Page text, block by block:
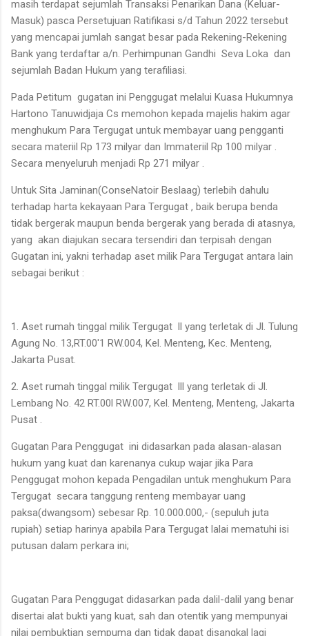
masih terdapat sejumlah Transaksi Penarikan Dana (Keluar-
Masuk) pasca Persetujuan Ratifikasi s/d Tahun 2022 tersebut
yang mencapai jumlah sangat besar pada Rekening-Rekening
Bank yang terdaftar a/n. Perhimpunan Gandhi Seva Loka dan
sejumlah Badan Hukum yang terafiliasi.
Pada Petitum gugatan ini Penggugat melalui Kuasa Hukumnya
Hartono Tanuwidjaja Cs memohon kepada majelis hakim agar
menghukum Para Tergugat untuk membayar uang pengganti
secara materiil Rp 173 milyar dan Immateriil Rp 100 milyar .
Secara menyeluruh menjadi Rp 271 milyar .
Untuk Sita Jaminan(ConseNatoir Beslaag) terlebih dahulu
terhadap harta kekayaan Para Tergugat , baik berupa benda
tidak bergerak maupun benda bergerak yang berada di atasnya,
yang akan diajukan secara tersendiri dan terpisah dengan
Gugatan ini, yakni terhadap aset milik Para Tergugat antara lain
sebagai berikut :
1. Aset rumah tinggal milik Tergugat ll yang terletak di Jl. Tulung
Agung No. 13,RT.00'1 RW.004, Kel. Menteng, Kec. Menteng,
Jakarta Pusat.
2. Aset rumah tinggal milik Tergugat lll yang terletak di Jl.
Lembang No. 42 RT.00l RW.007, Kel. Menteng, Menteng, Jakarta
Pusat .
Gugatan Para Penggugat ini didasarkan pada alasan-alasan
hukum yang kuat dan karenanya cukup wajar jika Para
Penggugat mohon kepada Pengadilan untuk menghukum Para
Tergugat secara tanggung renteng membayar uang
paksa(dwangsom) sebesar Rp. 10.000.000,- (sepuluh juta
rupiah) setiap harinya apabila Para Tergugat lalai mematuhi isi
putusan dalam perkara ini;
Gugatan Para Penggugat didasarkan pada dalil-dalil yang benar
disertai alat bukti yang kuat, sah dan otentik yang mempunyai
nilai pembuktian sempuma dan tidak dapat disangkal lagi